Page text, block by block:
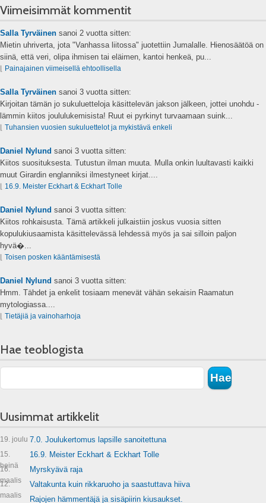
Viimeisimmät kommentit
Salla Tyrväinen sanoi 2 vuotta sitten:
Mietin uhriverta, jota "Vanhassa liitossa" juotettiin Jumalalle. Hienosäätöä on
siinä, että veri, olipa ihmisen tai eläimen, kantoi henkeä, pu...
⌊ Painajainen viimeisellä ehtoollisella
Salla Tyrväinen sanoi 3 vuotta sitten:
Kirjoitan tämän jo sukuluetteloja käsittelevän jakson jälkeen, jottei unohdu -
lämmin kiitos joululukemisista! Ruut ei pyrkinyt turvaamaan suink...
⌊ Tuhansien vuosien sukuluettelot ja mykistävä enkeli
Daniel Nylund sanoi 3 vuotta sitten:
Kiitos suosituksesta. Tutustun ilman muuta. Mulla onkin luultavasti kaikki
muut Girardin englanniksi ilmestyneet kirjat....
⌊ 16.9. Meister Eckhart & Eckhart Tolle
Daniel Nylund sanoi 3 vuotta sitten:
Kiitos rohkaisusta. Tämä artikkeli julkaistiin joskus vuosia sitten
kopulukiusaamista käsittelevässä lehdessä myös ja sai silloin paljon
hyvä�...
⌊ Toisen posken kääntämisestä
Daniel Nylund sanoi 3 vuotta sitten:
Hmm. Tähdet ja enkelit tosiaam menevät vähän sekaisin Raamatun
mytologiassa....
⌊ Tietäjiä ja vainoharhoja
Hae teoblogista
Uusimmat artikkelit
19. joulu 7.0. Joulukertomus lapsille sanoitettuna
15.
heinä
16.9. Meister Eckhart & Eckhart Tolle
16.
maalis
Myrskyävä raja
12.
maalis
Valtakunta kuin rikkaruoho ja saastuttava hiiva
Rajojen hämmentäjä ja sisäpiirin kiusaukset.